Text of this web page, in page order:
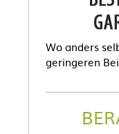
Wo anders
geringeren